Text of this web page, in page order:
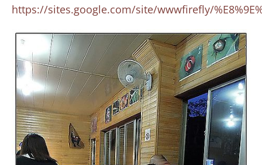
https://sites.google.com/site/wwwfirefly/